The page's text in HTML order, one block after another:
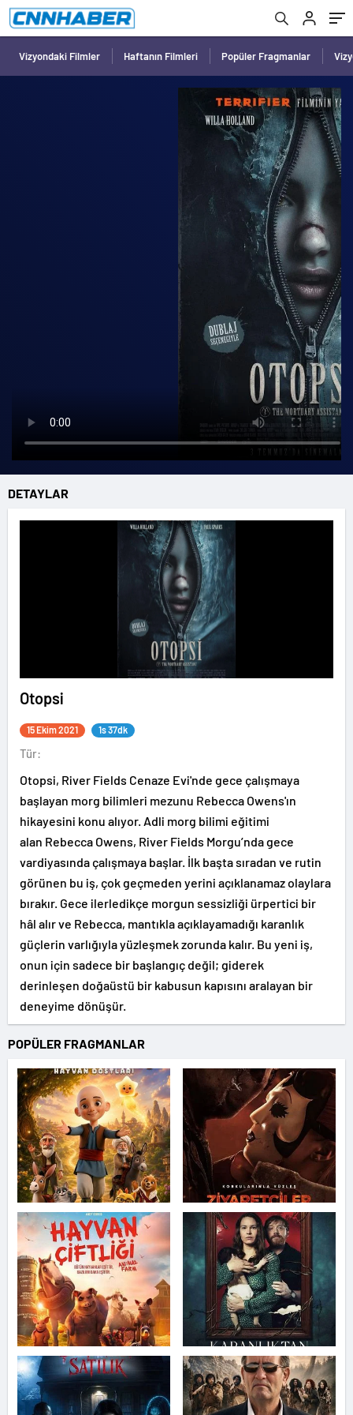
Vizyondaki Filmler Haftanın Filmleri Popüler Fragmanlar
DETAYLAR
Otopsi
15 Ekim 2021 1s 37dk
Tür:
Otopsi, River Fields Cenaze Evi'nde gece çalışmaya
başlayan morg bilimleri mezunu Rebecca Owens'ın
hikayesini konu alıyor. Adli morg bilimi eğitimi
alan Rebecca Owens, River Fields Morgu’nda gece
vardiyasında çalışmaya başlar. İlk başta sıradan ve rutin
görünen bu iş, çok geçmeden yerini açıklanamaz olaylara
bırakır. Gece ilerledikçe morgun sessizliği ürpertici bir
hâl alır ve Rebecca, mantıkla açıklayamadığı karanlık
güçlerin varlığıyla yüzleşmek zorunda kalır. Bu yeni iş,
onun için sadece bir başlangıç değil; giderek
derinleşen doğaüstü bir kabusun kapısını aralayan bir
deneyime dönüşür.
POPÜLER FRAGMANLAR